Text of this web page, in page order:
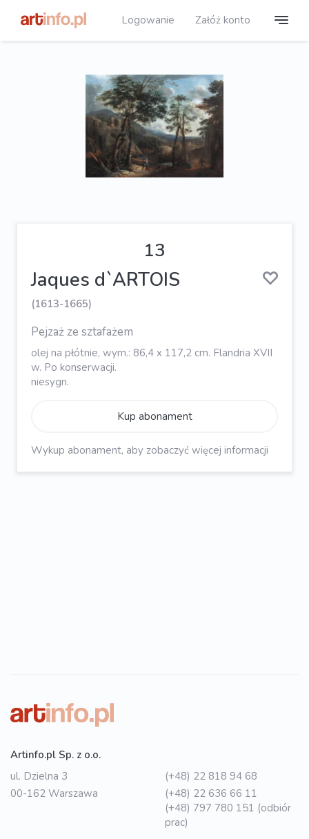
Logowanie Załóż konto
13
Jaques d`ARTOIS
(1613-1665)
Pejzaż ze sztafażem
olej na płótnie, wym.: 86,4 x 117,2 cm. Flandria XVII
w. Po konserwacji.
niesygn.
Kup abonament
Wykup abonament, aby zobaczyć więcej informacji
Artinfo.pl Sp. z o.o.
ul. Dzielna 3
00-162 Warszawa
(+48) 22 818 94 68
(+48) 22 636 66 11
(+48) 797 780 151 (odbiór
prac)